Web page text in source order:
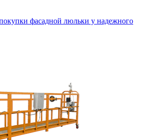
фасадной люльки у надежного